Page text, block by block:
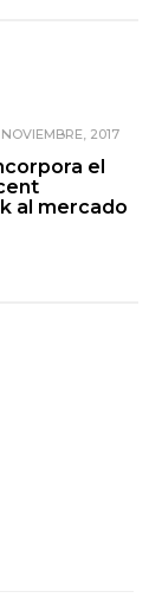
2017
el
al mercado